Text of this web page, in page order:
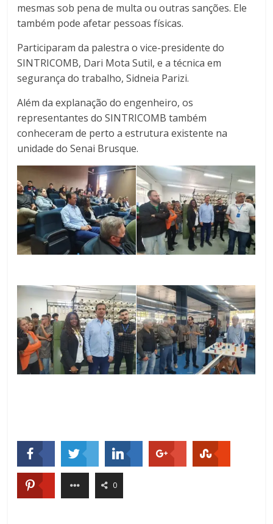
mesmas sob pena de multa ou outras sanções. Ele
também pode afetar pessoas físicas.
Participaram da palestra o vice-presidente do
SINTRICOMB, Dari Mota Sutil, e a técnica em
segurança do trabalho, Sidneia Parizi.
Além da explanação do engenheiro, os
representantes do SINTRICOMB também
conheceram de perto a estrutura existente na
unidade do Senai Brusque.
0